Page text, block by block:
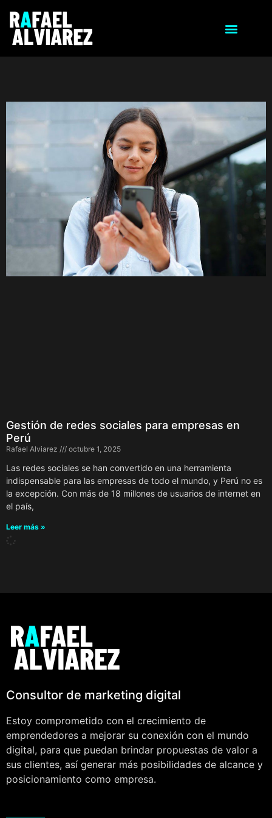
Gestión de redes sociales para empresas en
Perú
Rafael Alviarez octubre 1, 2025
Las redes sociales se han convertido en una herramienta
indispensable para las empresas de todo el mundo, y Perú no es
la excepción. Con más de 18 millones de usuarios de internet en
el país,
Leer más »
Consultor de marketing digital
Estoy comprometido con el crecimiento de
emprendedores a mejorar su conexión con el mundo
digital, para que puedan brindar propuestas de valor a
sus clientes, así generar más posibilidades de alcance y
posicionamiento como empresa.